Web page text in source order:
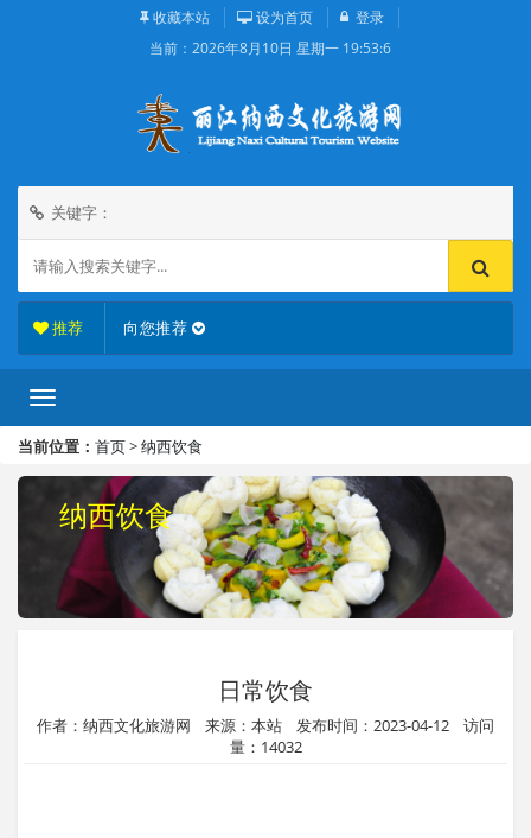
收藏本站 设为首页
登录
当前： 2026年8月10日 星期一 19:53:7
关键字：
推荐 向您推荐
当前位置： 首页>纳西饮食
纳西饮食
日常饮食
作者：纳西文化旅游网 来源：本站 发布时间：2023-04-12 访问
量：14032